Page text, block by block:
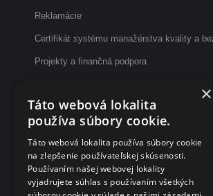
Reklamácie
Certifikát systému manažérstva kvality a
Projekty a finančná podpora
Dotazník spokojnosti po vyšetrení
Fakturačné údaje
eČasenka s.r.o.
Svätoplukova 2
×
Táto webová lokalita
používa súbory cookie.
Táto webová lokalita používa súbory cookie
na zlepšenie používateľskej skúsenosti.
Používaním našej webovej lokality
vyjadrujete súhlas s používaním všetkých